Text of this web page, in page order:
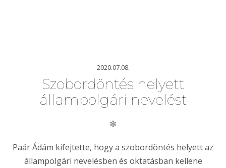
2020.07.08.
Szobordöntés helyett
állampolgári nevelést
✻
Paár Ádám kifejtette, hogy a szobordöntés helyett az
állampolgári nevelésben és oktatásban kellene